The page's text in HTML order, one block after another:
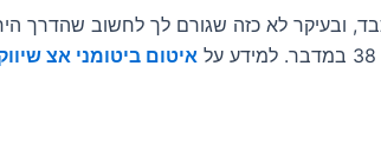
ובעיקר לא כזה שגורם לך לחשוב שהדרך
איטום ביטומני אצ